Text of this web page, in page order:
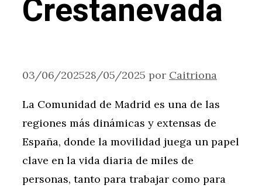
Crestanevada
03/06/202528/05/2025 por Caitriona
La Comunidad de Madrid es una de las
regiones más dinámicas y extensas de
España, donde la movilidad juega un papel
clave en la vida diaria de miles de
personas, tanto para trabajar como para